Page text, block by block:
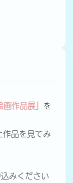
画作品展」 を
品を見てみ
みください